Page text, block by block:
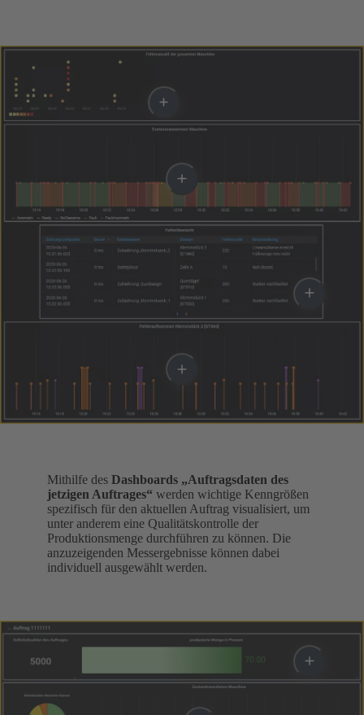
Mithilfe des Dashboards „Auftragsdaten des
jetzigen Auftrages“ werden wichtige Kenngrößen
spezifisch für den aktuellen Auftrag visualisiert, um
unter anderem eine Qualitätskontrolle der
Produktionsmenge durchführen zu können. Die
anzuzeigenden Messergebnisse können dabei
individuell ausgewählt werden.